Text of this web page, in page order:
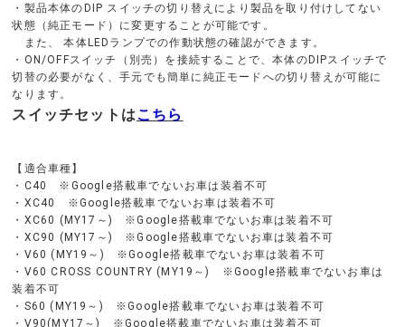
・製品本体のDIP スイッチの切り替えにより製品を取り付けしてない
状態（純正モード）に変更することが可能です。
また、 本体LEDランプでの作動状態の確認ができます。
・ON/OFFスイッチ（別売）を接続することで、本体のDIPスイッチで
切替の必要がなく、手元でも簡単に純正モードへの切り替えが可能に
なります。
スイッチセットはこちら
【適合車種】
・C40 ※Google搭載車でないお車は装着不可
・XC40 ※Google搭載車でないお車は装着不可
・XC60 (MY17～) ※Google搭載車でないお車は装着不可
・XC90 (MY17～) ※Google搭載車でないお車は装着不可
・V60 (MY19～) ※Google搭載車でないお車は装着不可
・V60 CROSS COUNTRY (MY19～) ※Google搭載車でないお車は
装着不可
・S60 (MY19～) ※Google搭載車でないお車は装着不可
・V90(MY17～) ※Google搭載車でないお車は装着不可